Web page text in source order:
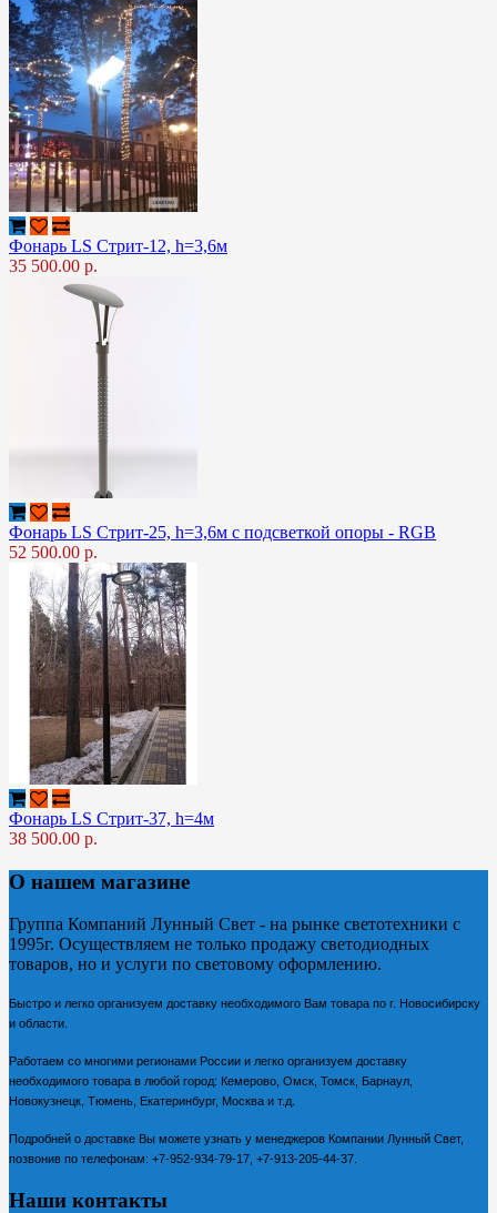
Фонарь LS Стрит-12, h=3,6м
35 500.00 р.
Фонарь LS Стрит-25, h=3,6м с подсветкой опоры - RGB
52 500.00 р.
Фонарь LS Стрит-37, h=4м
38 500.00 р.
О нашем магазине
Группа Компаний Лунный Свет - на рынке светотехники с
1995г. Осуществляем не только продажу светодиодных
товаров, но и услуги по световому оформлению.
Быстро и легко организуем доставку необходимого Вам товара по г. Новосибирску
и области.
Работаем со многими регионами России и легко организуем доставку
необходимого товара в любой город: Кемерово, Омск, Томск, Барнаул,
Новокузнецк, Тюмень, Екатеринбург, Москва и т.д.
Подробней о доставке Вы можете узнать у менеджеров Компании Лунный Свет,
позвонив по телефонам: +7-952-934-79-17, +7-913-205-44-37.
Наши контакты